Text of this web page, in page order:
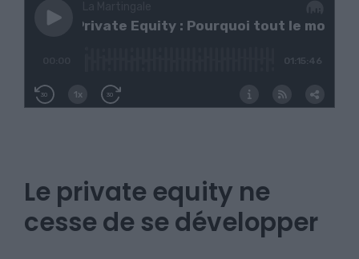
Le private equity ne
cesse de se développer